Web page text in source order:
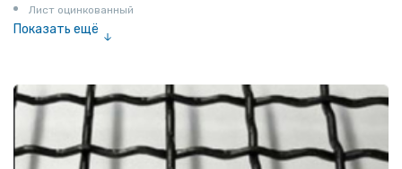
Лист оцинкованный
Показать ещё